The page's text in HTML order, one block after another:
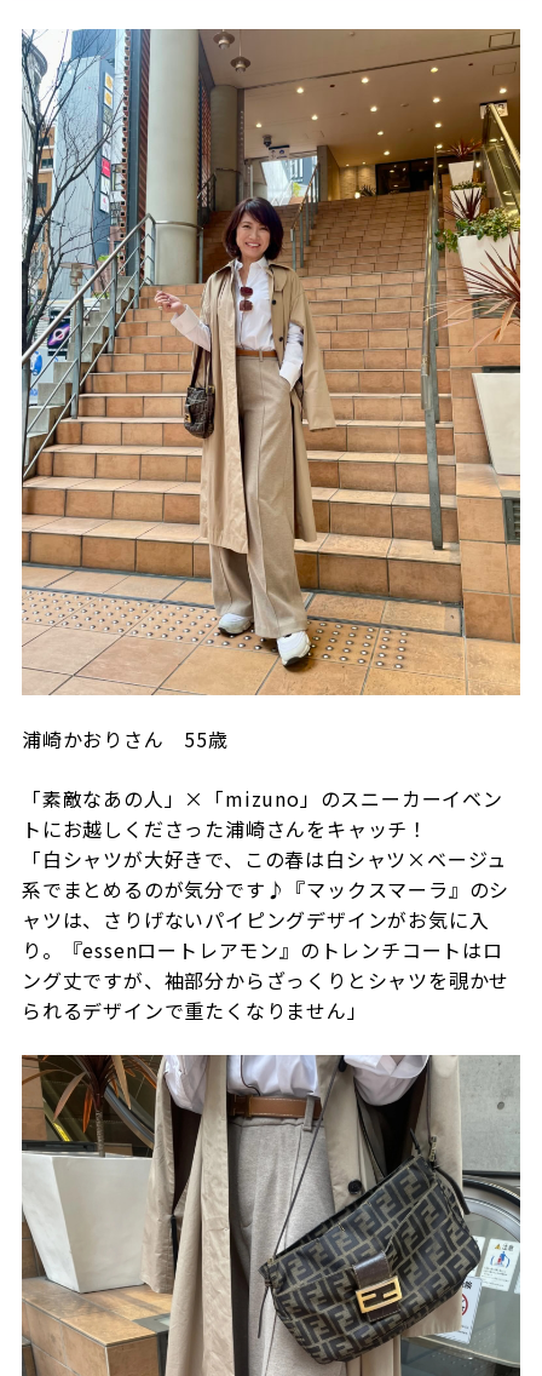
浦崎かおりさん 55歳
「素敵なあの人」×「mizuno 」のスニーカーイベン
トにお越しくださった浦崎さんをキャッチ！
「白シャツが大好きで、この春は白シャツ×ベージュ
系でまとめるのが気分です♪『マックスマーラ』のシ
ャツは、さりげないパイピングデザインがお気に入
り。『essenロートレアモン』のトレンチコートはロ
ング丈ですが、袖部分からざっくりとシャツを覗かせ
られるデザインで重たくなりません」